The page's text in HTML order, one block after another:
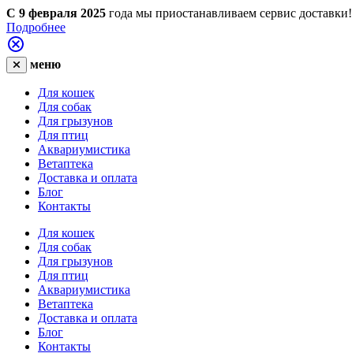
С 9 февраля 2025 года мы приостанавливаем сервис доставки!
Подробнее
меню
Для кошек
Для собак
Для грызунов
Для птиц
Аквариумистика
Ветаптека
Доставка и оплата
Блог
Контакты
Для кошек
Для собак
Для грызунов
Для птиц
Аквариумистика
Ветаптека
Доставка и оплата
Блог
Контакты